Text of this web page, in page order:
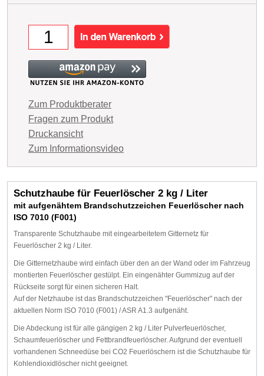
Zum Produktberater
Fragen zum Produkt
Druckansicht
Zum Informationsvideo
Schutzhaube für Feuerlöscher 2 kg / Liter
mit aufgenähtem Brandschutzzeichen Feuerlöscher nach
ISO 7010 (F001)
Transparente Schutzhaube mit eingearbeitetem Gitternetz für
Feuerlöscher 2 kg / Liter.
Die Gitternetzhaube wird einfach über den an der Wand oder im Fahrzeug
montierten Feuerlöscher gestülpt. Ein eingenähter Gummizug auf der
Rückseite sorgt für einen sicheren Halt.
Auf der Netzhaube ist das Brandschutzzeichen "Feuerlöscher" nach der
aktuellen Norm ISO 7010 (F001) / ASR A1.3 aufgenäht.
Die Abdeckung ist für alle gängigen 2 kg / Liter Pulverfeuerlöscher,
Schaumfeuerlöscher und Fettbrandfeuerlöscher. Aufgrund der eventuell
vorhandenen Schneedüse bei CO2 Feuerlöschern ist die Schutzhaube für
Kohlendioxidlöscher nicht geeignet.